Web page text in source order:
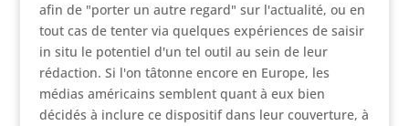
afin de "porter un autre regard" sur l'actualité, ou en
tout cas de tenter via quelques expériences de saisir
in situ le potentiel d'un tel outil au sein de leur
rédaction. Si l'on tâtonne encore en Europe, les
médias américains semblent quant à eux bien
décidés à inclure ce dispositif dans leur couverture, à